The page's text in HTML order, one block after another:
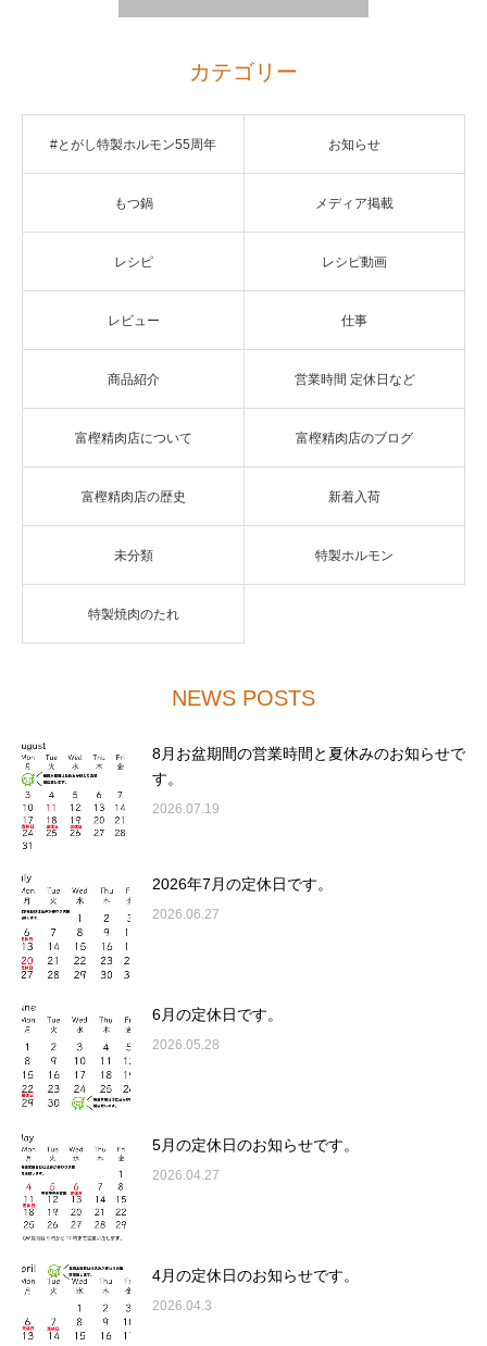
カテゴリー
#とがし特製ホルモン55周年 お知らせ
もつ鍋 メディア掲載
レシピ レシピ動画
レビュー 仕事
商品紹介 営業時間 定休日など
富樫精肉店について 富樫精肉店のブログ
富樫精肉店の歴史 新着入荷
未分類 特製ホルモン
特製焼肉のたれ
NEWS POSTS
8月お盆期間の営業時間と夏休みのお知らせで
す。
2026.07.19
2026年7月の定休日です。
2026.06.27
6月の定休日です。
2026.05.28
5月の定休日のお知らせです。
2026.04.27
4月の定休日のお知らせです。
2026.04.3